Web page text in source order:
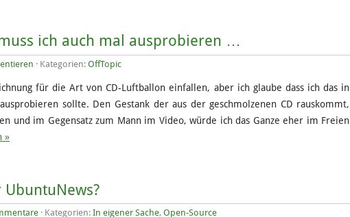
ich auch mal ausprobieren …
· Kategorien: OffTopic
für die Art von CD-Luftballon einfallen, aber ich glaube dass ich das in
sollte. Den Gestank der aus der geschmolzenen CD rauskommt,
und im Gegensatz zum Mann im Video, würde ich das Ganze eher im Freien
»
· Kategorien: In eigener Sache, Open-Source